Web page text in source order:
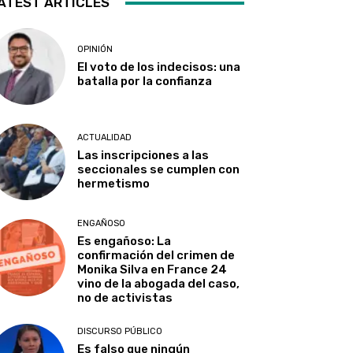
OPINIÓN
El voto de los indecisos: una
batalla por la confianza
ACTUALIDAD
Las inscripciones a las
seccionales se cumplen con
hermetismo
ENGAÑOSO
Es engañoso: La
confirmación del crimen de
Monika Silva en France 24
vino de la abogada del caso,
no de activistas
DISCURSO PÚBLICO
Es falso que ningún